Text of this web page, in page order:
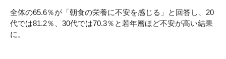
全体の65.6％が「朝食の栄養に不安を感じる」と回答し、20
代では81.2％、30代では70.3％と若年層ほど不安が高い結果
に。